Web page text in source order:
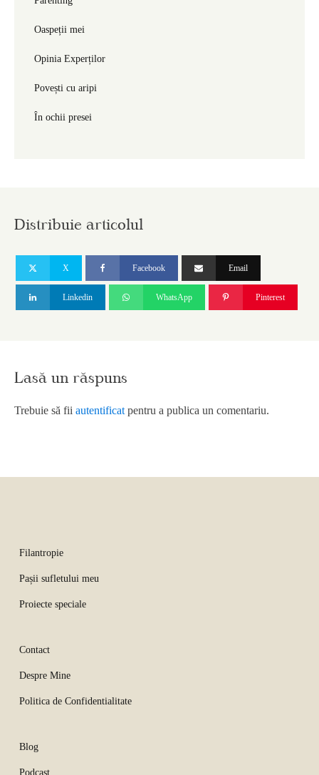
Oaspeții mei
Opinia Experților
Povești cu aripi
În ochii presei
Distribuie articolul
X Facebook Email
Linkedin WhatsApp Pinterest
Lasă un răspuns
Trebuie să fii autentificat pentru a publica un comentariu.
Filantropie
Pașii sufletului meu
Proiecte speciale
Contact
Despre Mine
Politica de Confidentialitate
Blog
Podcast